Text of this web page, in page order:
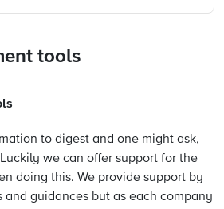
tools
to digest and one might ask,
we can offer support for the
doing this. We provide support by
and guidances but as each company